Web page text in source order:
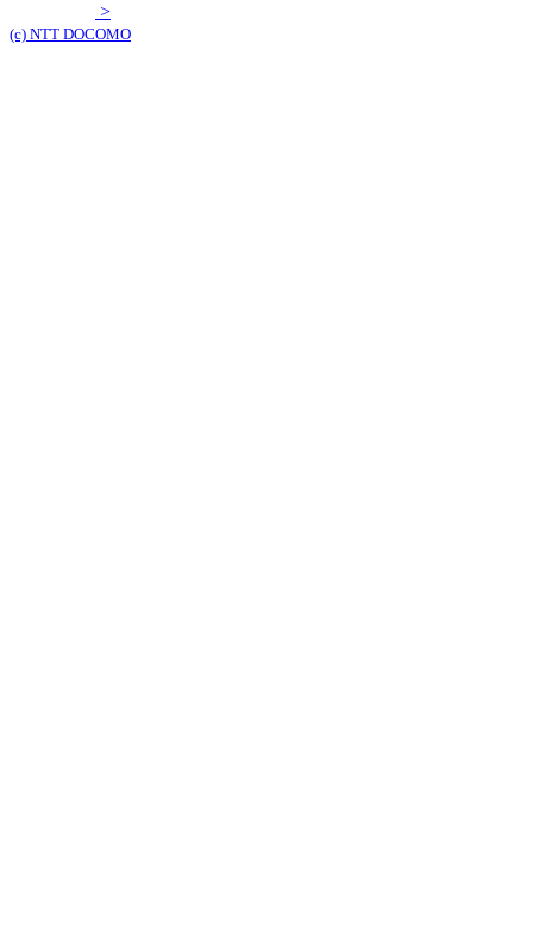
>
(c) NTT DOCOMO